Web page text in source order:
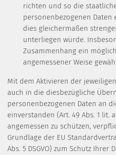
richten und so die
personenbezogenen
dies gleichermaßen
unterliegen würde.
Zusammenhang ein
angemessener Weise
Mit dem Aktivieren der
auch in die diesbezügliche
personenbezogenen Daten an
einverstanden (Art. 49 Abs. 1 lit.
angemessen zu schützen,
Grundlage der EU
Abs. 5 DSGVO) zum Schutz Ihrer